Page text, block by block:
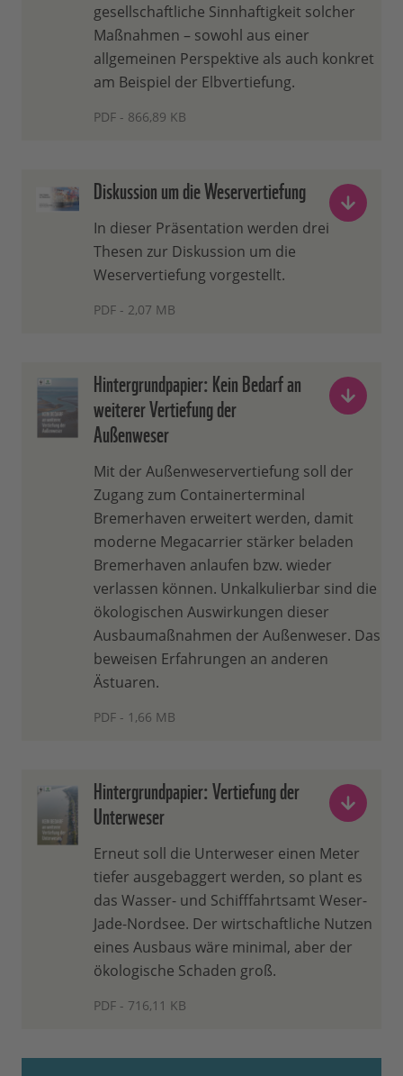
gesellschaftliche Sinnhaftigkeit solcher
Maßnahmen – sowohl aus einer
allgemeinen Perspektive als auch konkret
am Beispiel der Elbvertiefung.
PDF - 866,89 KB
Diskussion um die Weservertiefung
In dieser Präsentation werden drei
Thesen zur Diskussion um die
Weservertiefung vorgestellt.
PDF - 2,07 MB
Hintergrundpapier: Kein Bedarf an
weiterer Vertiefung der
Außenweser
Mit der Außenweservertiefung soll der
Zugang zum Containerterminal
Bremerhaven erweitert werden, damit
moderne Megacarrier stärker beladen
Bremerhaven anlaufen bzw. wieder
verlassen können. Unkalkulierbar sind die
ökologischen Auswirkungen dieser
Ausbaumaßnahmen der Außenweser. Das
beweisen Erfahrungen an anderen
Ästuaren.
PDF - 1,66 MB
Hintergrundpapier: Vertiefung der
Unterweser
Erneut soll die Unterweser einen Meter
tiefer ausgebaggert werden, so plant es
das Wasser- und Schifffahrtsamt Weser-
Jade-Nordsee. Der wirtschaftliche Nutzen
eines Ausbaus wäre minimal, aber der
ökologische Schaden groß.
PDF - 716,11 KB